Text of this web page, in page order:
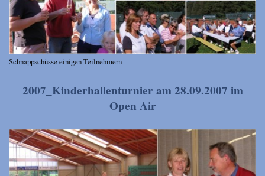
Schnappschüsse einigen Teilnehmern
2007_Kinderhallenturnier am 28.09.2007 im
Open Air